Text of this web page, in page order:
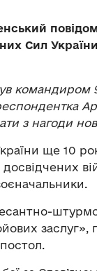
Сил
командиром
з нагоди
ще 10